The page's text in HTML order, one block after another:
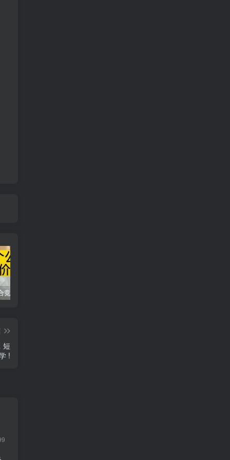
短
!